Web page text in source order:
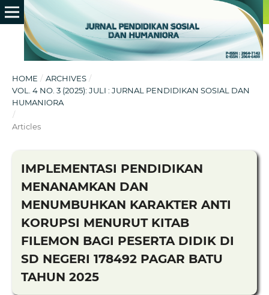
HOME / ARCHIVES /
VOL. 4 NO. 3 (2025): JULI : JURNAL PENDIDIKAN SOSIAL DAN
HUMANIORA
/
Articles
IMPLEMENTASI PENDIDIKAN
MENANAMKAN DAN
MENUMBUHKAN KARAKTER ANTI
KORUPSI MENURUT KITAB
FILEMON BAGI PESERTA DIDIK DI
SD NEGERI 178492 PAGAR BATU
TAHUN 2025